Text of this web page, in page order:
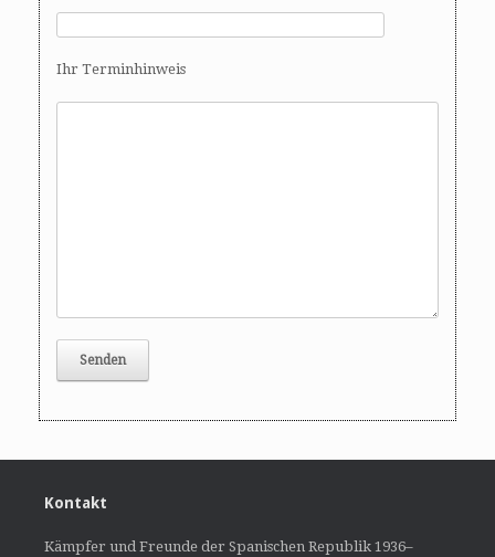
Ihr Terminhinweis
Kontakt
Kämpfer und Freunde der Spanischen Republik 1936–